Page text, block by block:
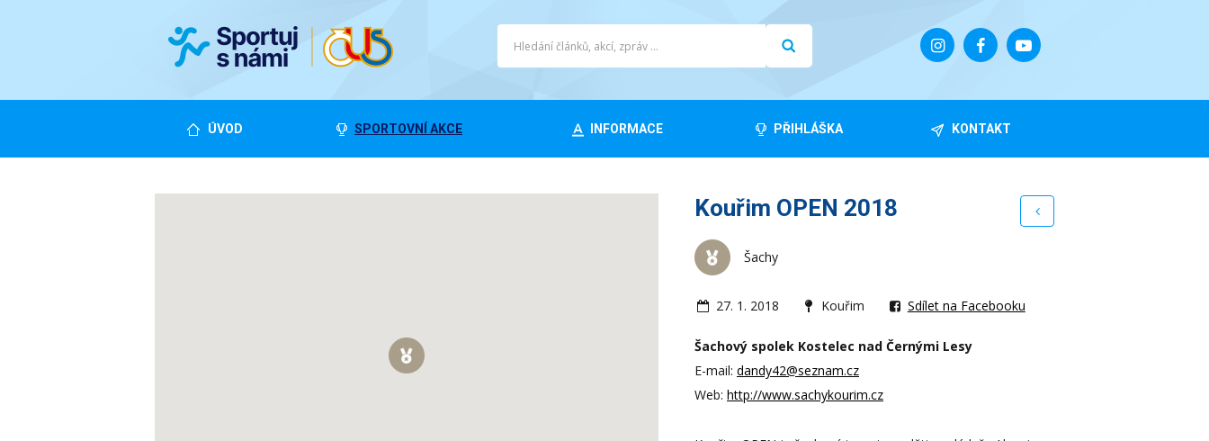
ÚVOD SPORTOVNÍ AKCE INFORMACE PŘIHLÁŠKA KONTAKT
Kouřim OPEN 2018
Šachy
27. 1. 2018 Kouřim Sdílet na Facebooku
Šachový spolek Kostelec nad Černými Lesy
E-mail: dandy42@seznam.cz
Web: http://www.sachykourim.cz